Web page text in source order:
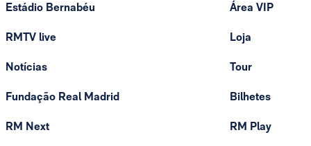
Estádio Bernabéu
RMTV live
Notícias
Fundação Real Madrid
RM Next
Área VIP
Loja
Tour
Bilhetes
RM Play